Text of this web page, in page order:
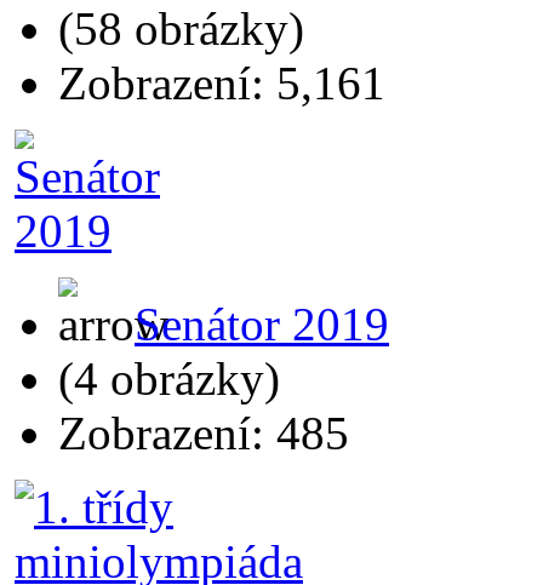
(58 obrázky)
Zobrazení: 5,161
Senátor 2019
(4 obrázky)
Zobrazení: 485